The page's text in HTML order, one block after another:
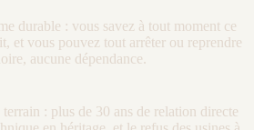
durable : vous savez à tout moment ce
et vous pouvez tout arrêter ou reprendre
aucune dépendance.
: plus de 30 ans de relation directe